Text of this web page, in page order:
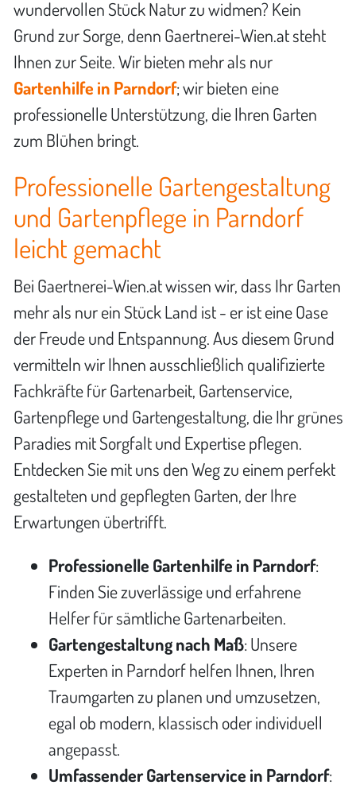
wundervollen Stück Natur zu widmen? Kein
Grund zur Sorge, denn Gaertnerei-Wien.at steht
Ihnen zur Seite. Wir bieten mehr als nur
Gartenhilfe in Parndorf; wir bieten eine
professionelle Unterstützung, die Ihren Garten
zum Blühen bringt.
Professionelle Gartengestaltung
und Gartenpflege in Parndorf
leicht gemacht
Bei Gaertnerei-Wien.at wissen wir, dass Ihr Garten
mehr als nur ein Stück Land ist - er ist eine Oase
der Freude und Entspannung. Aus diesem Grund
vermitteln wir Ihnen ausschließlich qualifizierte
Fachkräfte für Gartenarbeit, Gartenservice,
Gartenpflege und Gartengestaltung, die Ihr grünes
Paradies mit Sorgfalt und Expertise pflegen.
Entdecken Sie mit uns den Weg zu einem perfekt
gestalteten und gepflegten Garten, der Ihre
Erwartungen übertrifft.
Professionelle Gartenhilfe in Parndorf:
Finden Sie zuverlässige und erfahrene
Helfer für sämtliche Gartenarbeiten.
Gartengestaltung nach Maß: Unsere
Experten in Parndorf helfen Ihnen, Ihren
Traumgarten zu planen und umzusetzen,
egal ob modern, klassisch oder individuell
angepasst.
Umfassender Gartenservice in Parndorf: